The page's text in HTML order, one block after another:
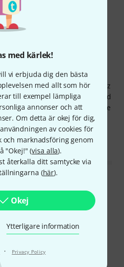
med kärlek!
vi erbjuda dig den bästa
med allt som hör
till exempel lämpliga
annonser och att
Om detta är okej för dig,
av cookies för
marknadsföring genom
"Okej!" (visa alla).
återkalla ditt samtycke via
(här).
Okej
Ytterligare information
· Privacy Policy
price
After a proper set-up (I'm a jazz
of playing it, the sound opened
to play gigs with it. Couldn't be
RECENSION
07.10.2023